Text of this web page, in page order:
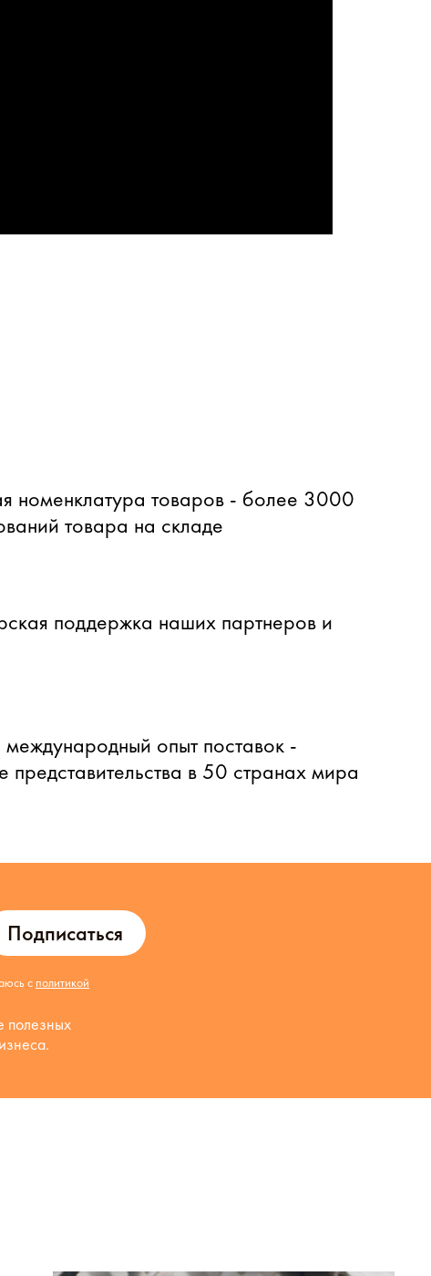
номенклатура товаров - более 3000
товара на складе
поддержка наших партнеров и
международный опыт поставок -
представительства в 50 странах мира
Подписаться
с политикой
полезных